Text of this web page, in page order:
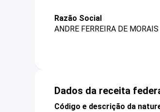
Razão Social
ANDRE FERREIRA DE MORAIS
Dados da receita
Código e descrição da